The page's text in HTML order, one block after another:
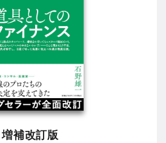
増補改訂版